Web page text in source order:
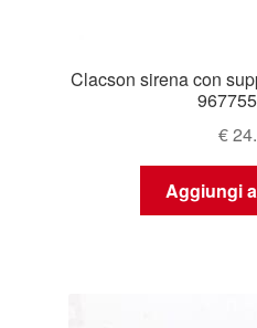
Clacson sirena con
€
Aggiungi